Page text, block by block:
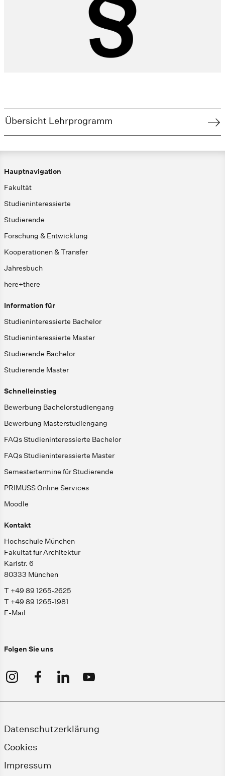
Übersicht Lehrprogramm
Hauptnavigation
Fakultät
Studieninteressierte
Studierende
Forschung & Entwicklung
Kooperationen & Transfer
Jahresbuch
here+there
Information für
Studieninteressierte Bachelor
Studieninteressierte Master
Studierende Bachelor
Studierende Master
Schnelleinstieg
Bewerbung Bachelorstudiengang
Bewerbung Masterstudiengang
FAQs Studieninteressierte Bachelor
FAQs Studieninteressierte Master
Semestertermine für Studierende
PRIMUSS Online Services
Moodle
Kontakt
Hochschule München
Fakultät für Architektur
Karlstr. 6
80333 München
T +49 89 1265-2625
T +49 89 1265-1981
E-Mail
Folgen Sie uns
Datenschutzerklärung
Cookies
Impressum